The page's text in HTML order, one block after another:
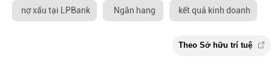
nợ xấu tại LPBank Ngân hang kết quả kinh doanh